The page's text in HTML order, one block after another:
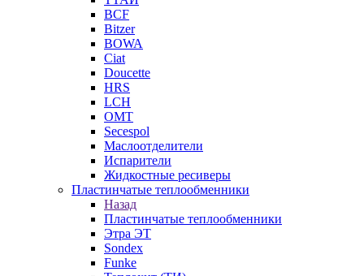
BCF
Bitzer
BOWA
Ciat
Doucette
HRS
LCH
OMT
Secespol
Маслоотделители
Испарители
Жидкостные ресиверы
Пластинчатые теплообменники
Назад
Пластинчатые теплообменники
Этра ЭТ
Sondex
Funke